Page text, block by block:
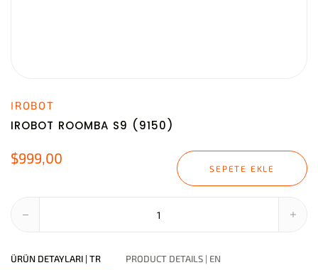
IROBOT
IROBOT ROOMBA S9 (9150)
$999,00
SEPETE EKLE
ÜRÜN DETAYLARI | TR PRODUCT DETAILS | EN